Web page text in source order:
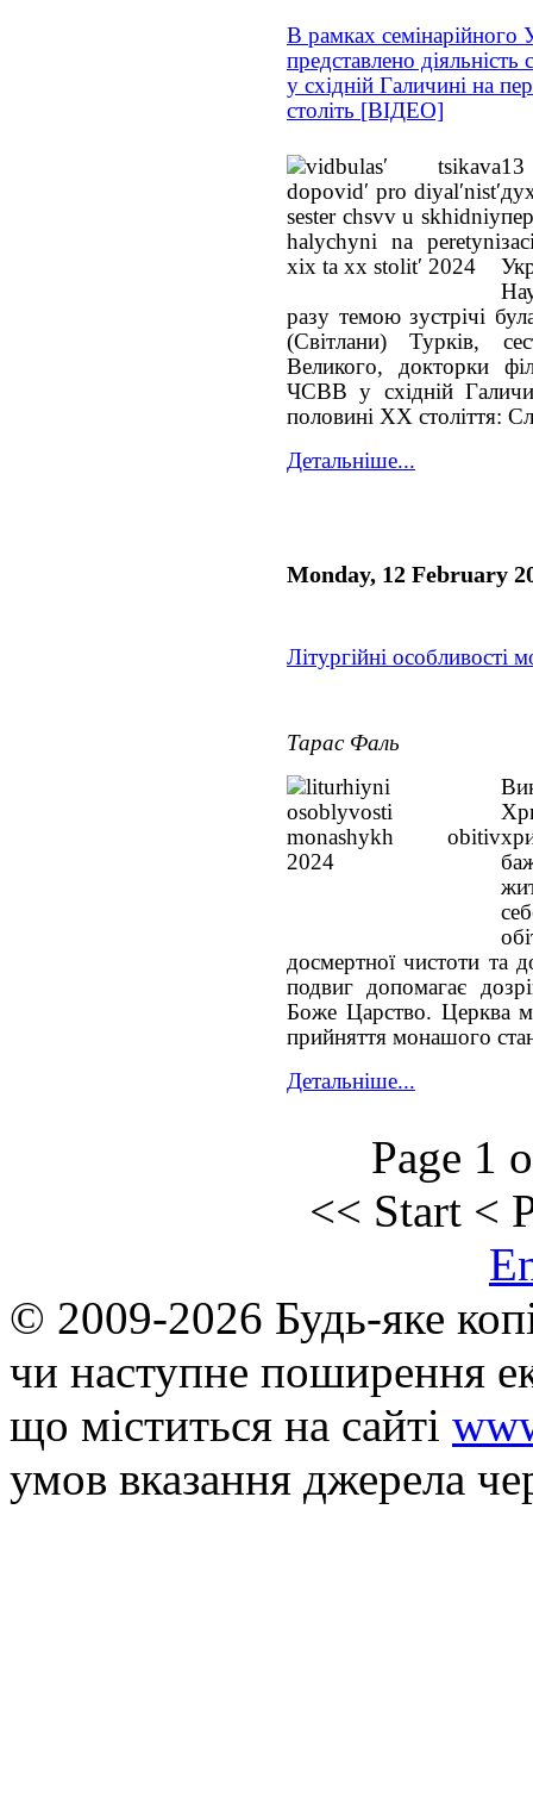
В рамках
представлено діяльність
у східній Галичині на
століть [ВІДЕО]
разу темою зустрічі
(Світлани) Турків,
Великого, докторки
ЧСВВ у східній
половині ХХ століття:
Детальніше...
Monday, 12 February
Літургійні особливості
Тарас Фаль
досмертної чистоти та
подвиг допомагає
Боже Царство. Церква
прийняття монашого
Детальніше...
Page 1
<< Start <
© 2009-2026 Будь-яке
чи наступне поширення
що мiститься на сайті
умов вказання джерела